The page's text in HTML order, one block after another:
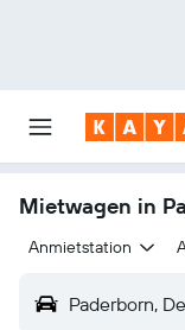
Mietwagen in
Anmietstation
Paderborn,